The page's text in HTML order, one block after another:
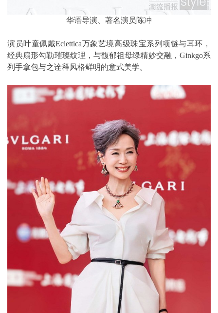
华语导演、著名演员陈冲
演员叶童佩戴Eclettica万象艺境高级珠宝系列项链与耳环，
经典扇形勾勒璀璨纹理，与馥郁祖母绿精妙交融，Ginkgo系
列手拿包与之诠释风格鲜明的意式美学。